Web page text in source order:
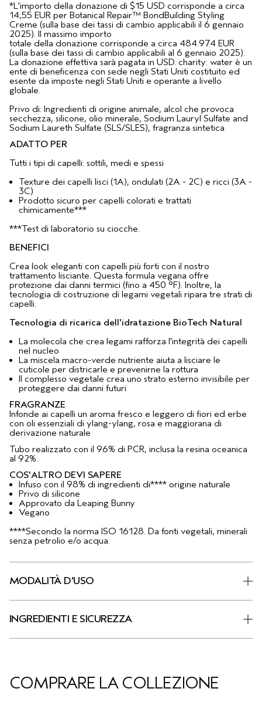
*L'importo della donazione di $15 USD corrisponde a circa
14,55 EUR per Botanical Repair™ BondBuilding Styling
Creme (sulla base dei tassi di cambio applicabili il 6 gennaio
2025). Il massimo importo
totale della donazione corrisponde a circa 484.974 EUR
(sulla base dei tassi di cambio applicabili al 6 gennaio 2025).
La donazione effettiva sarà pagata in USD. charity: water è un
ente di beneficenza con sede negli Stati Uniti costituito ed
esente da imposte negli Stati Uniti e operante a livello
globale.
Privo di: Ingredienti di origine animale, alcol che provoca
secchezza, silicone, olio minerale, Sodium Lauryl Sulfate and
Sodium Laureth Sulfate (SLS/SLES), fragranza sintetica
ADATTO PER
Tutti i tipi di capelli: sottili, medi e spessi
Texture dei capelli lisci (1A), ondulati (2A - 2C) e ricci (3A -
3C)
Prodotto sicuro per capelli colorati e trattati
chimicamente***
***Test di laboratorio su ciocche.
BENEFICI
Crea look eleganti con capelli più forti con il nostro
trattamento lisciante. Questa formula vegana offre
protezione dai danni termici (fino a 450 °F). Inoltre, la
tecnologia di costruzione di legami vegetali ripara tre strati di
capelli.
Tecnologia di ricarica dell'idratazione BioTech Natural
La molecola che crea legami rafforza l'integrità dei capelli
nel nucleo
La miscela macro-verde nutriente aiuta a lisciare le
cuticole per districarle e prevenirne la rottura
Il complesso vegetale crea uno strato esterno invisibile per
proteggere dai danni futuri
FRAGRANZE
Infonde ai capelli un aroma fresco e leggero di fiori ed erbe
con oli essenziali di ylang-ylang, rosa e maggiorana di
derivazione naturale
Tubo realizzato con il 96% di PCR, inclusa la resina oceanica
al 92%.
COS'ALTRO DEVI SAPERE
Infuso con il 98% di ingredienti di**** origine naturale
Privo di silicone
Approvato da Leaping Bunny
Vegano
****Secondo la norma ISO 16128. Da fonti vegetali, minerali
senza petrolio e/o acqua.
MODALITÀ D'USO
INGREDIENTI E SICUREZZA
COMPRARE LA COLLEZIONE